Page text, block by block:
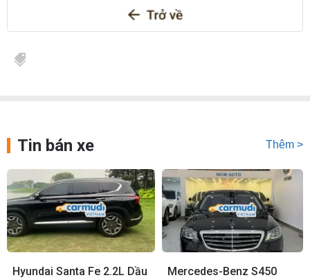
Tin bán xe Thêm >
Hyundai Santa Fe 2.2L Dầu
Mercedes-Benz S450